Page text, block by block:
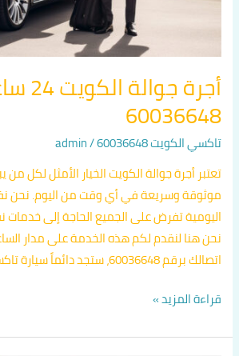
أجرة
60036648
تاكسي الكويت 60036648 /
admin
تعتبر أجرة جوالة الكويت الخيار الأمثل لكل
موثوقة وسريعة في أي وقت من اليوم. نحن
اليومية تفرض على الجميع الحاجة إلى خدمات
نحن هنا لنقدم لكم هذه الخدمة على مدار
اتصالك برقم 60036648، ستجد دائماً سيارة تاكسي جاهزة لاستقبالك
قراءة المزيد »